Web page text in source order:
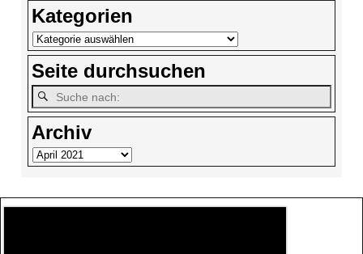
Kategorien
Seite durchsuchen
Archiv